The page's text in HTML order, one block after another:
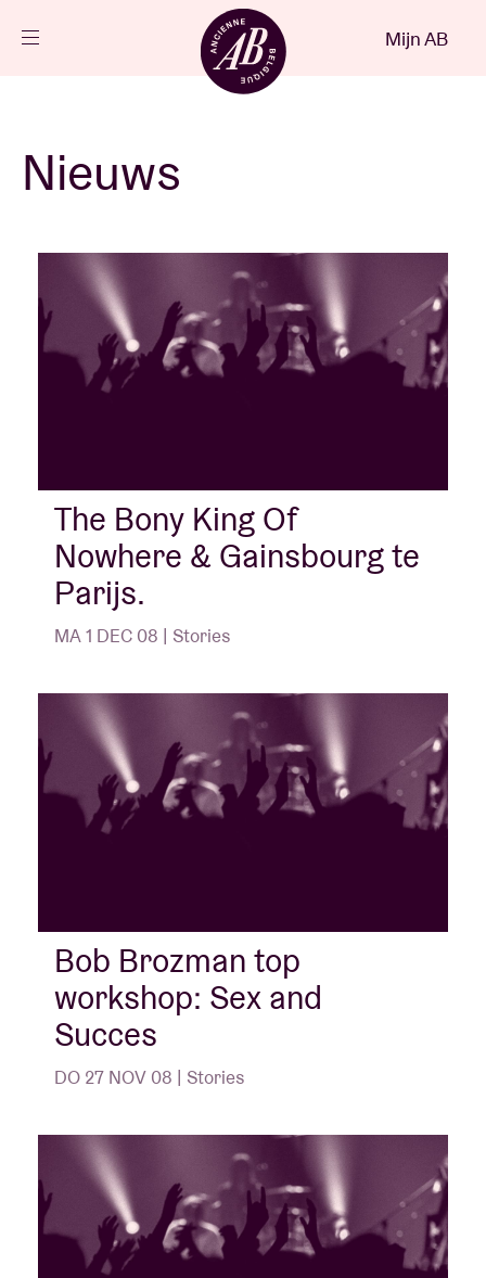
NL
Projecten
Nieuws
Bezoekersinfo
Zaalhuur
BRDCST
ABtv
Concertcheque
Over AB
Mijn AB
Nieuws
The Bony King Of
Nowhere & Gainsbourg te
Parijs.
MA 1 DEC 08 | Stories
Bob Brozman top
workshop: Sex and
Succes
DO 27 NOV 08 | Stories